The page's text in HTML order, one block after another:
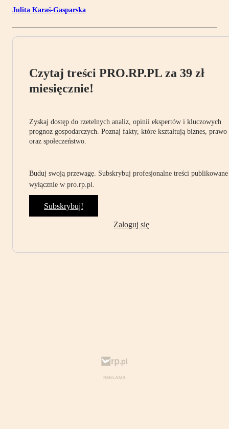
Julita Karaś-Gasparska
Czytaj treści PRO.RP.PL za 39 zł
miesięcznie!
Zyskaj dostęp do rzetelnych analiz, opinii ekspertów i kluczowych
prognoz gospodarczych. Poznaj fakty, które kształtują biznes, prawo
oraz społeczeństwo.
Buduj swoją przewagę. Subskrybuj profesjonalne treści publikowane
wyłącznie w pro.rp.pl.
Subskrybuj!
Zaloguj się